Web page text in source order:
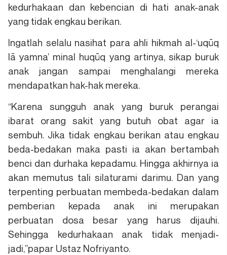
kedurhakaan dan kebencian di hati anak-anak
yang tidak engkau berikan.
Ingatlah selalu nasihat para ahli hikmah al-‘uqūq
lā yamna’ minal huqūq yang artinya, sikap buruk
anak jangan sampai menghalangi mereka
mendapatkan hak-hak mereka.
“Karena sungguh anak yang buruk perangai
ibarat orang sakit yang butuh obat agar ia
sembuh. Jika tidak engkau berikan atau engkau
beda-bedakan maka pasti ia akan bertambah
benci dan durhaka kepadamu. Hingga akhirnya ia
akan memutus tali silaturami darimu. Dan yang
terpenting perbuatan membeda-bedakan dalam
pemberian kepada anak ini merupakan
perbuatan dosa besar yang harus dijauhi.
Sehingga kedurhakaan anak tidak menjadi-
jadi,”papar Ustaz Nofriyanto.